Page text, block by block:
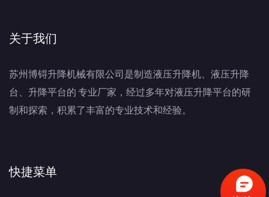
关于我们
苏州博锝升降机械有限公司是制造液压升降机、液压升降
台、升降平台的 专业厂家，经过多年对液压升降平台的研
制和探索，积累了丰富的专业技术和经验。
快捷菜单